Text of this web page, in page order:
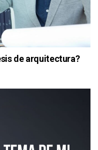
de arquitectura?